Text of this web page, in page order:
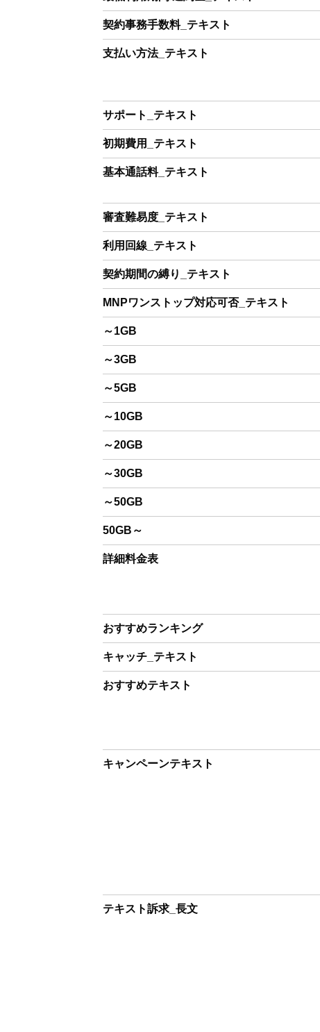
契約事務手数料_テキスト
支払い方法_テキスト
サポート_テキスト
初期費用_テキスト
基本通話料_テキスト
審査難易度_テキスト
利用回線_テキスト
契約期間の縛り_テキスト
MNPワンストップ対応可否_テキスト
～1GB
～3GB
～5GB
～10GB
～20GB
～30GB
～50GB
50GB～
詳細料金表
おすすめランキング
キャッチ_テキスト
おすすめテキスト
キャンペーンテキスト
テキスト訴求_長文